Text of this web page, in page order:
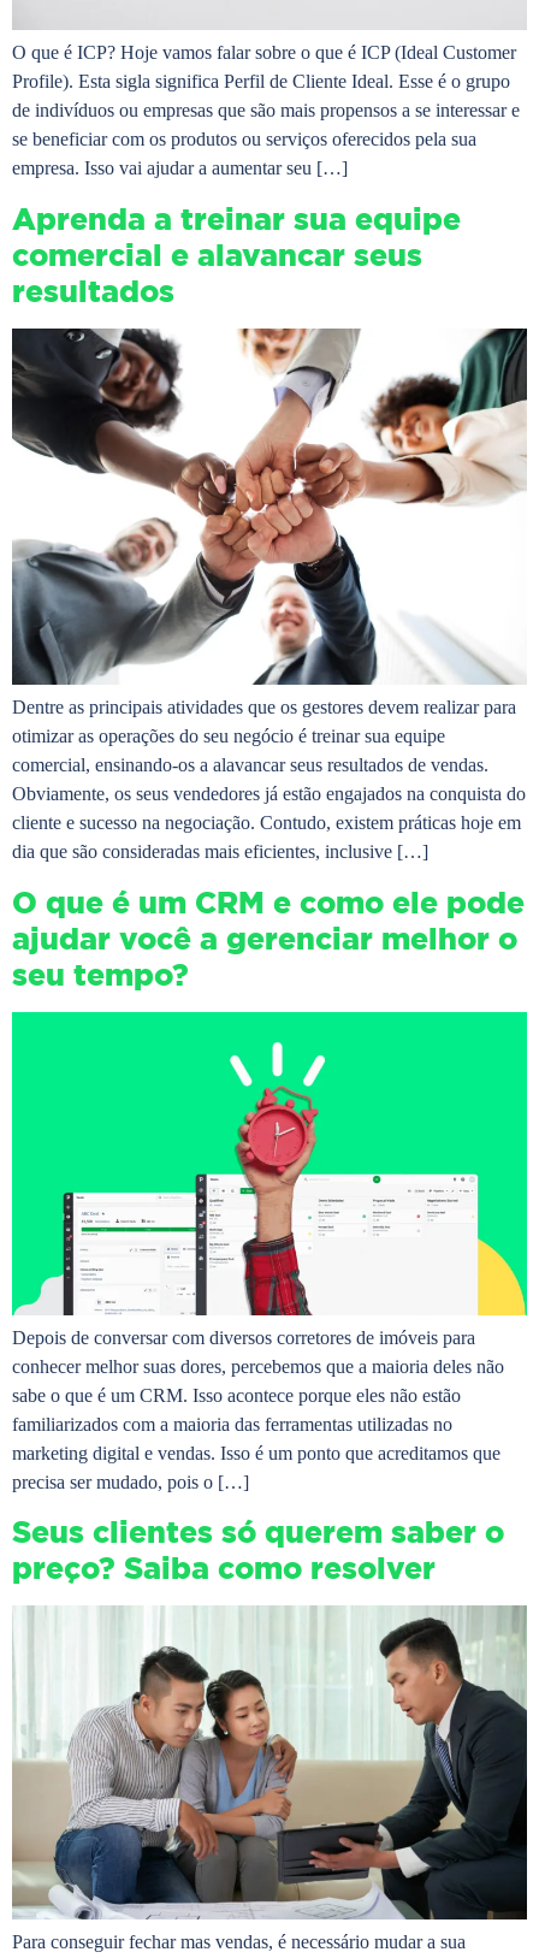
O que é ICP? Hoje vamos falar sobre o que é ICP (Ideal Customer
Profile). Esta sigla significa Perfil de Cliente Ideal. Esse é o grupo
de indivíduos ou empresas que são mais propensos a se interessar e
se beneficiar com os produtos ou serviços oferecidos pela sua
empresa. Isso vai ajudar a aumentar seu […]
Aprenda a treinar sua equipe
comercial e alavancar seus
resultados
Dentre as principais atividades que os gestores devem realizar para
otimizar as operações do seu negócio é treinar sua equipe
comercial, ensinando-os a alavancar seus resultados de vendas.
Obviamente, os seus vendedores já estão engajados na conquista do
cliente e sucesso na negociação. Contudo, existem práticas hoje em
dia que são consideradas mais eficientes, inclusive […]
O que é um CRM e como ele pode
ajudar você a gerenciar melhor o
seu tempo?
Depois de conversar com diversos corretores de imóveis para
conhecer melhor suas dores, percebemos que a maioria deles não
sabe o que é um CRM. Isso acontece porque eles não estão
familiarizados com a maioria das ferramentas utilizadas no
marketing digital e vendas. Isso é um ponto que acreditamos que
precisa ser mudado, pois o […]
Seus clientes só querem saber o
preço? Saiba como resolver
Para conseguir fechar mas vendas, é necessário mudar a sua